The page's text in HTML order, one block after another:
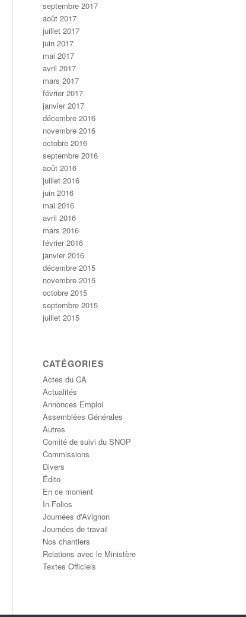
septembre 2017
août 2017
juillet 2017
juin 2017
mai 2017
avril 2017
mars 2017
février 2017
janvier 2017
décembre 2016
novembre 2016
octobre 2016
septembre 2016
août 2016
juillet 2016
juin 2016
mai 2016
avril 2016
mars 2016
février 2016
janvier 2016
décembre 2015
novembre 2015
octobre 2015
septembre 2015
juillet 2015
CATÉGORIES
Actes du CA
Actualités
Annonces Emploi
Assemblées Générales
Autres
Comité de suivi du SNOP
Commissions
Divers
Édito
En ce moment
In-Folios
Journées d'Avignon
Journées de travail
Nos chantiers
Relations avec le Ministère
Textes Officiels